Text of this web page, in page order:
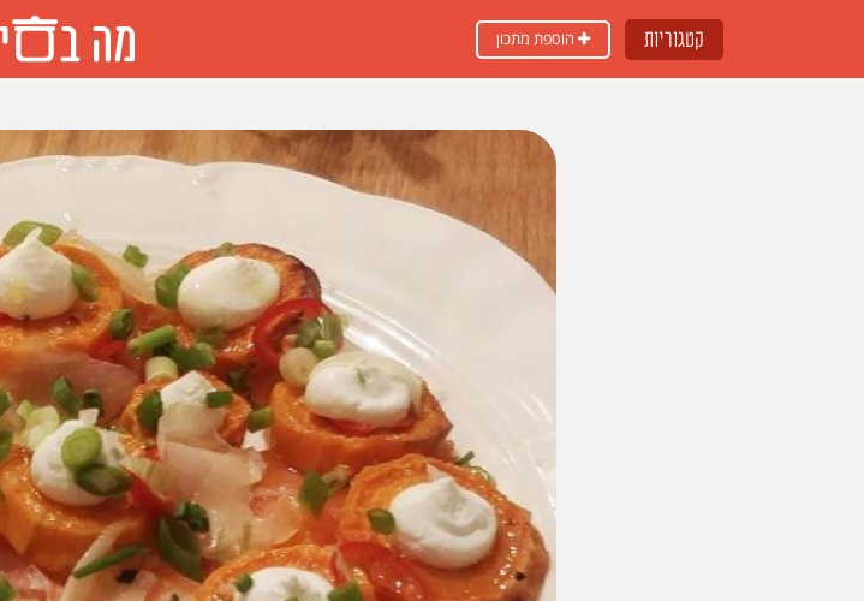
קטגוריות